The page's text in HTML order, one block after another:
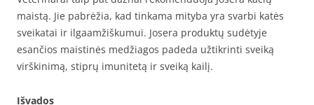
maistą. Jie pabrėžia, kad tinkama mityba yra svarbi katės
sveikatai ir ilgaamžiškumui. Josera produktų sudėtyje
esančios maistinės medžiagos padeda užtikrinti sveiką
virškinimą, stiprų imunitetą ir sveiką kailį.
Išvados